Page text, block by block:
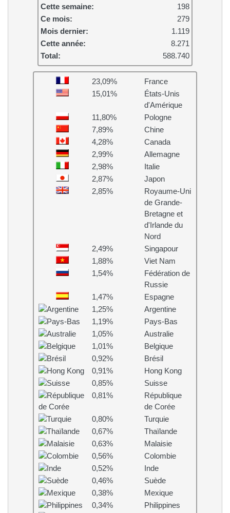
Cette semaine:
198
Ce mois:
279
Mois dernier:
1.119
Cette année:
8.271
Total:
588.740
23,09%
France
15,01%
États-Unis
d'Amérique
11,80%
Pologne
7,89%
Chine
4,28%
Canada
2,99%
Allemagne
2,98%
Italie
2,87%
Japon
2,85%
Royaume-Uni
de Grande-
Bretagne et
d'Irlande du
Nord
2,49%
Singapour
1,88%
Viet Nam
1,54%
Fédération de
Russie
1,47%
Espagne
1,25%
Argentine
1,19%
Pays-Bas
1,05%
Australie
1,01%
Belgique
0,92%
Brésil
0,91%
Hong Kong
0,85%
Suisse
0,81%
République
de Corée
0,80%
Turquie
0,67%
Thaïlande
0,63%
Malaisie
0,56%
Colombie
0,52%
Inde
0,46%
Suède
0,38%
Mexique
0,34%
Philippines